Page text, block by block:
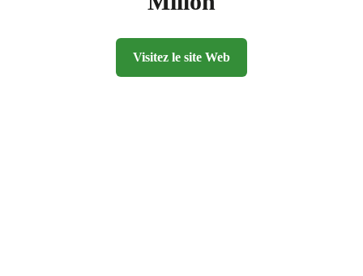
Visitez le site Web